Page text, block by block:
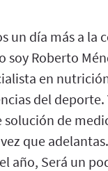
un día más a la
soy Roberto
en
del deporte.
solución de
que
año, Será un